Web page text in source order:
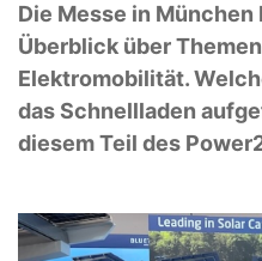
Die Messe in
Überblick über
Elektromobilität.
das Schnellladen
diesem Teil des